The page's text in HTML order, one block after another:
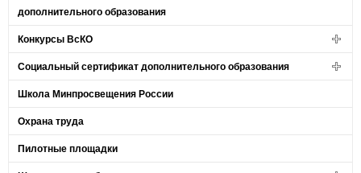
дополнительного образования
Конкурсы ВсКО
Социальный сертификат дополнительного образования
Школа Минпросвещения России
Охрана труда
Пилотные площадки